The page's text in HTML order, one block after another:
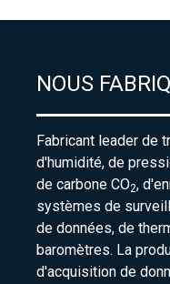
NOUS
Fabricant leader de
d'humidité, de
de carbone CO2,
systèmes de
de données, de
baromètres. La
d'acquisition de